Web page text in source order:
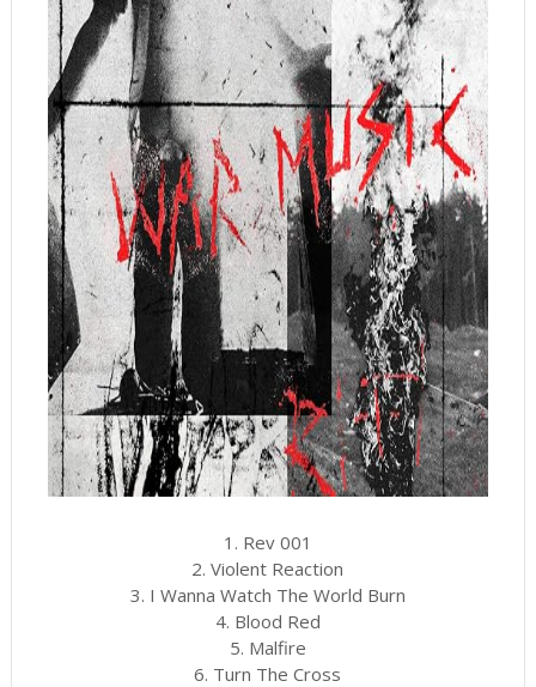
1. Rev 001
2. Violent Reaction
3. I Wanna Watch The World Burn
4. Blood Red
5. Malfire
6. Turn The Cross